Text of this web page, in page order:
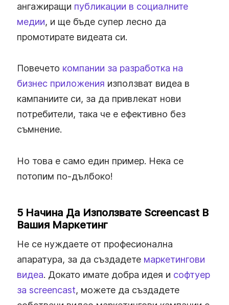
ангажиращи публикации в социалните
медии, и ще бъде супер лесно да
промотирате видеата си.
Повечето компании за разработка на
бизнес приложения използват видеа в
кампаниите си, за да привлекат нови
потребители, така че е ефективно без
съмнение.
Но това е само един пример. Нека се
потопим по-дълбоко!
5 Начина Да Използвате Screencast В
Вашия Маркетинг
Не се нуждаете от професионална
апаратура, за да създадете маркетингови
видеа. Докато имате добра идея и софтуер
за screencast, можете да създадете